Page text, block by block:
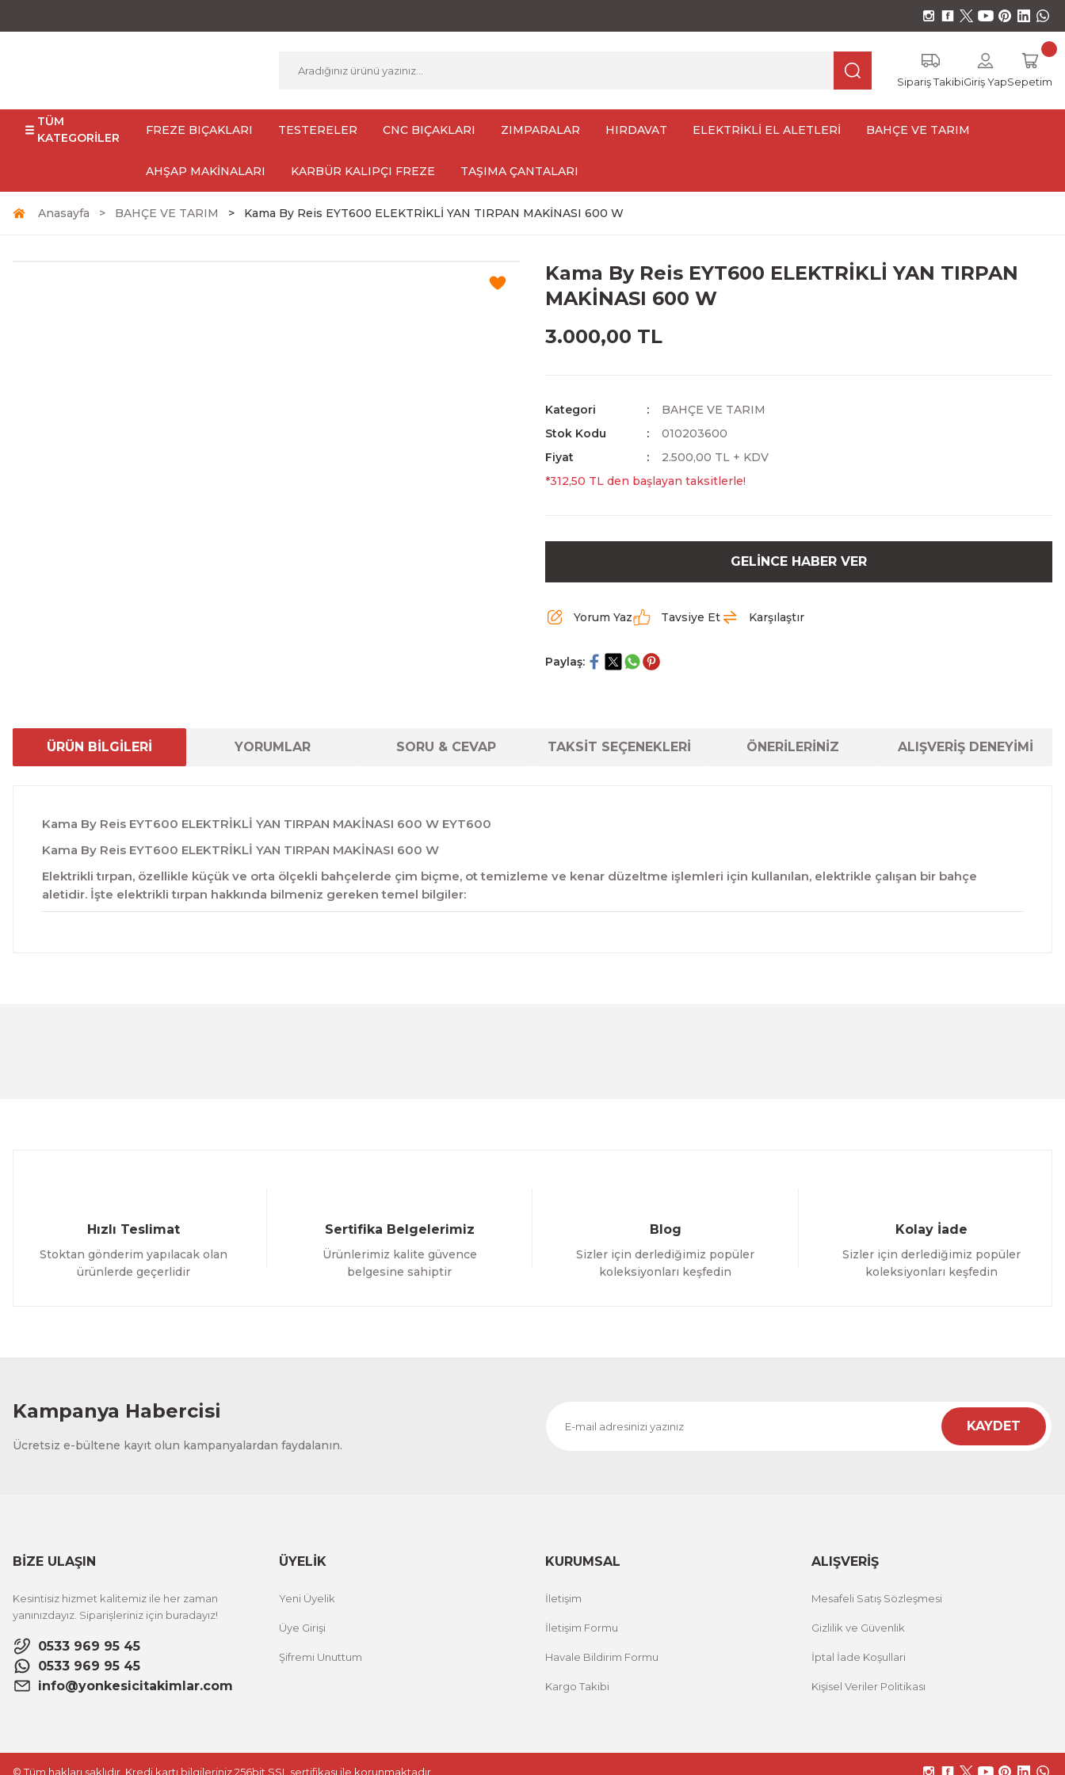
Sipariş TakibiGiriş YapSepetim
TÜM
KATEGORİLER
FREZE BIÇAKLARI TESTERELER CNC BIÇAKLARI ZIMPARALAR HIRDAVAT ELEKTRİKLİ EL ALETLERİ BAHÇE VE TARIM
AHŞAP MAKİNALARI KARBÜR KALIPÇI FREZE TAŞIMA ÇANTALARI
Anasayfa BAHÇE VE TARIM Kama By Reis EYT600 ELEKTRİKLİ YAN TIRPAN MAKİNASI 600 W
Kama By Reis EYT600 ELEKTRİKLİ YAN TIRPAN
MAKİNASI 600 W
3.000,00 TL
Kategori
BAHÇE VE TARIM
Stok Kodu
010203600
Fiyat
2.500,00 TL + KDV
*312,50 TL den başlayan taksitlerle!
GELİNCE HABER VER
Yorum Yaz Tavsiye Et Karşılaştır
Paylaş:
ÜRÜN BİLGİLERİ YORUMLAR SORU & CEVAP TAKSİT SEÇENEKLERİ ÖNERİLERİNİZ ALIŞVERİŞ DENEYİMİ
Kama By Reis EYT600 ELEKTRİKLİ YAN TIRPAN MAKİNASI 600 W EYT600
Kama By Reis EYT600 ELEKTRİKLİ YAN TIRPAN MAKİNASI 600 W
Elektrikli tırpan, özellikle küçük ve orta ölçekli bahçelerde çim biçme, ot temizleme ve kenar düzeltme işlemleri için kullanılan, elektrikle çalışan bir bahçe
aletidir. İşte elektrikli tırpan hakkında bilmeniz gereken temel bilgiler:
Hızlı Teslimat
Stoktan gönderim yapılacak olan
ürünlerde geçerlidir
Sertifika Belgelerimiz
Ürünlerimiz kalite güvence
belgesine sahiptir
Blog
Sizler için derlediğimiz popüler
koleksiyonları keşfedin
Kolay İade
Sizler için derlediğimiz popüler
koleksiyonları keşfedin
Kampanya Habercisi
Ücretsiz e-bültene kayıt olun kampanyalardan faydalanın.
KAYDET
BİZE ULAŞIN
Kesintisiz hizmet kalitemiz ile her zaman
yanınızdayız. Siparişleriniz için buradayız!
0533 969 95 45
0533 969 95 45
info@yonkesicitakimlar.com
ÜYELİK
Yeni Üyelik
Üye Girişi
Şifremi Unuttum
KURUMSAL
İletişim
İletişim Formu
Havale Bildirim Formu
Kargo Takibi
ALIŞVERİŞ
Mesafeli Satış Sözleşmesi
Gizlilik ve Güvenlik
İptal İade Koşullari
Kişisel Veriler Politikası
© Tüm hakları saklıdır. Kredi kartı bilgileriniz 256bit SSL sertifikası ile korunmaktadır.